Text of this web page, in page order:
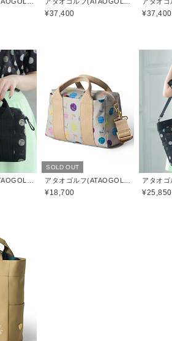
¥37,400 ¥37,400
SOLD OUT
¥18,700 ¥25,850